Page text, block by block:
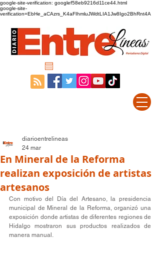
google-site-verification: googlef58eb9216d11ce44.html
google-site-
verification=EbHe_aCAzrs_K4aFIhmluJWdtLIA1Jw8Igo2BhRnt4A
En Mineral de la Reforma
realizan exposición de artistas
artesanos
diarioentrelineas
24 mar
Con motivo del Día del Artesano, la presidencia
municipal de Mineral de la Reforma, organizó una
exposición donde artistas de diferentes regiones de
Hidalgo mostraron sus productos realizados de
manera manual.